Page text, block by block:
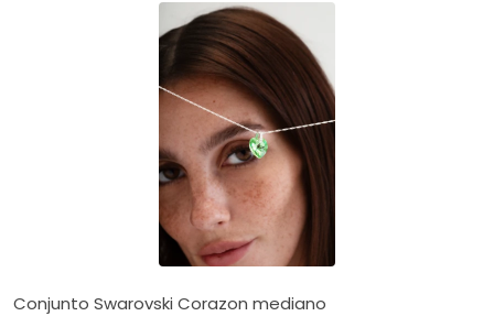
Conjunto Swarovski Corazon mediano